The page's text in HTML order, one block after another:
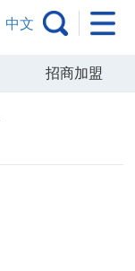
中文
招商加盟